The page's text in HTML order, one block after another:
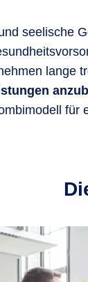
seelische
lange
für